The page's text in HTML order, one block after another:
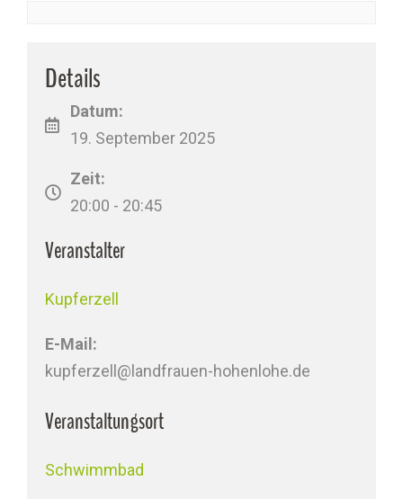
Details
Datum:
19. September 2025
Zeit:
20:00 - 20:45
Veranstalter
Kupferzell
E-Mail:
kupferzell@landfrauen-hohenlohe.de
Veranstaltungsort
Schwimmbad